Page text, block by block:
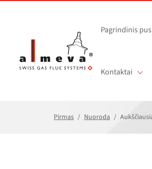
Pagrindinis
Kontaktai
Pirmas Nuoroda